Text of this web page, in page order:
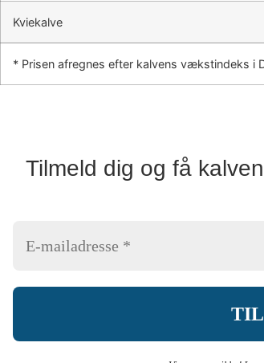
Kviekalve
* Prisen afregnes efter kalvens vækstindeks i
Tilmeld dig og få